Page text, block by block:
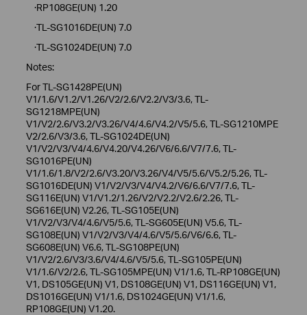
·RP108GE(UN) 1.20
·TL-SG1016DE(UN) 7.0
·TL-SG1024DE(UN) 7.0
Notes:
For TL-SG1428PE(UN)
V1/1.6/V1.2/V1.26/V2/2.6/V2.2/V3/3.6, TL-
SG1218MPE(UN)
V1/V2/2.6/V3.2/V3.26/V4/4.6/V4.2/V5/5.6, TL-SG1210MPE
V2/2.6/V3/3.6, TL-SG1024DE(UN)
V1/V2/V3/V4/4.6/V4.20/V4.26/V6/6.6/V7/7.6, TL-
SG1016PE(UN)
V1/1.6/1.8/V2/2.6/V3.20/V3.26/V4/V5/5.6/V5.2/5.26, TL-
SG1016DE(UN) V1/V2/V3/V4/V4.2/V6/6.6/V7/7.6, TL-
SG116E(UN) V1/V1.2/1.26/V2/V2.2/V2.6/2.26, TL-
SG616E(UN) V2.26, TL-SG105E(UN)
V1/V2/V3/V4/4.6/V5/5.6, TL-SG605E(UN) V5.6, TL-
SG108E(UN) V1/V2/V3/V4/4.6/V5/5.6/V6/6.6, TL-
SG608E(UN) V6.6, TL-SG108PE(UN)
V1/V2/2.6/V3/3.6/V4/4.6/V5/5.6, TL-SG105PE(UN)
V1/1.6/V2/2.6, TL-SG105MPE(UN) V1/1.6, TL-RP108GE(UN)
V1, DS105GE(UN) V1, DS108GE(UN) V1, DS116GE(UN) V1,
DS1016GE(UN) V1/1.6, DS1024GE(UN) V1/1.6,
RP108GE(UN) V1.20.